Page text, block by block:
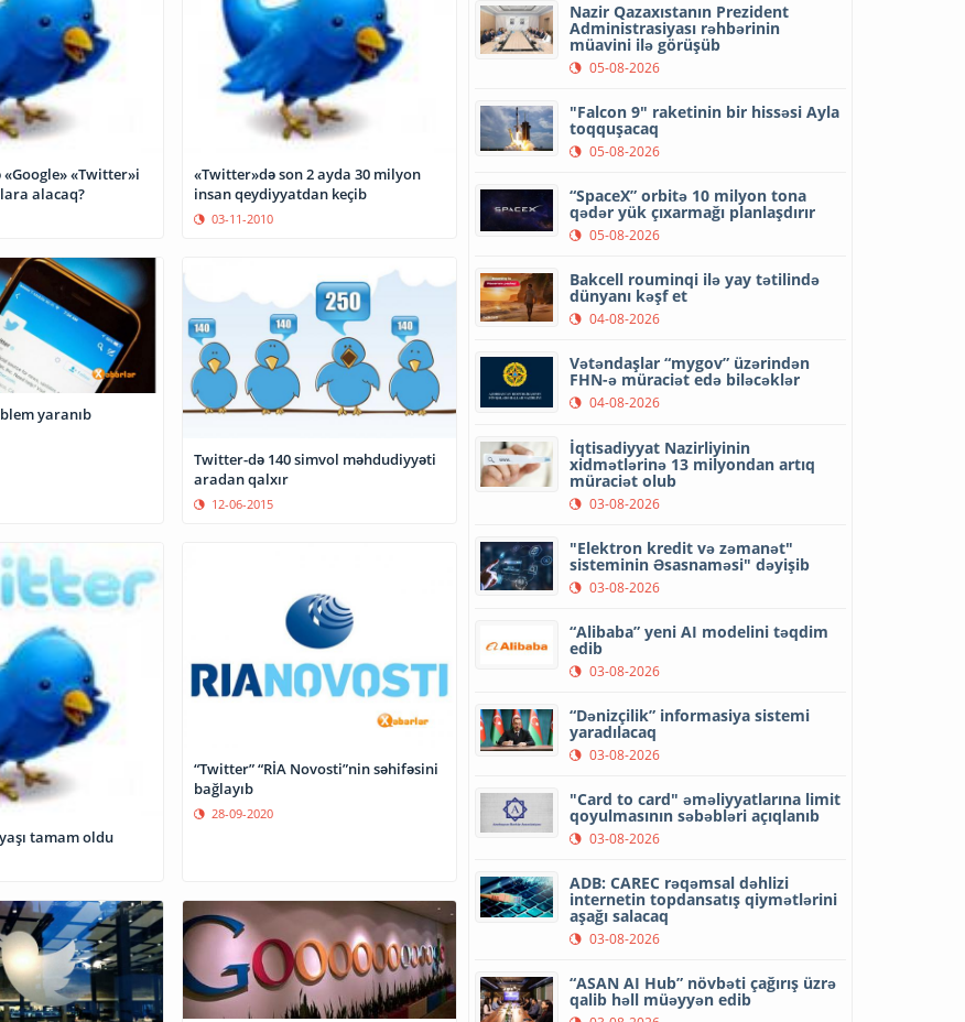
«Google» «Twitter»i
alacaq?
«Twitter»də son 2 ayda 30 milyon
insan qeydiyyatdan keçib
03-11-2010
yaranıb
Twitter-də 140 simvol məhdudiyyəti
aradan qalxır
12-06-2015
tamam oldu
“Twitter” “RİA Novosti”nin səhifəsini
bağlayıb
28-09-2020
Nazir Qazaxıstanın Prezident
Administrasiyası rəhbərinin
müavini ilə görüşüb
05-08-2026
"Falcon 9" raketinin bir hissəsi Ayla
toqquşacaq
05-08-2026
“SpaceX” orbitə 10 milyon tona
qədər yük çıxarmağı planlaşdırır
05-08-2026
Bakcell rouminqi ilə yay tətilində
dünyanı kəşf et
04-08-2026
Vətəndaşlar “mygov” üzərindən
FHN-ə müraciət edə biləcəklər
04-08-2026
İqtisadiyyat Nazirliyinin
xidmətlərinə 13 milyondan artıq
müraciət olub
03-08-2026
"Elektron kredit və zəmanət"
sisteminin Əsasnaməsi" dəyişib
03-08-2026
“Alibaba” yeni AI modelini təqdim
edib
03-08-2026
“Dənizçilik” informasiya sistemi
yaradılacaq
03-08-2026
"Card to card" əməliyyatlarına limit
qoyulmasının səbəbləri açıqlanıb
03-08-2026
ADB: CAREC rəqəmsal dəhlizi
internetin topdansatış qiymətlərini
aşağı salacaq
03-08-2026
“ASAN AI Hub” növbəti çağırış üzrə
qalib həll müəyyən edib